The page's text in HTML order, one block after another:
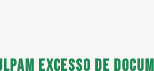
EXCESSO DE